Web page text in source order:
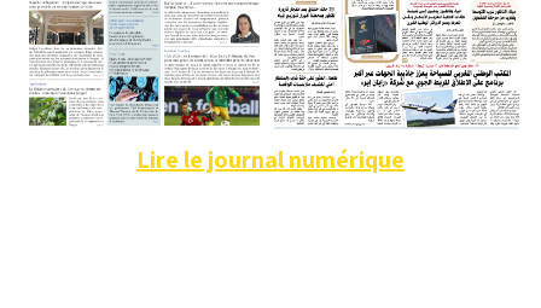
Lire le journal numérique